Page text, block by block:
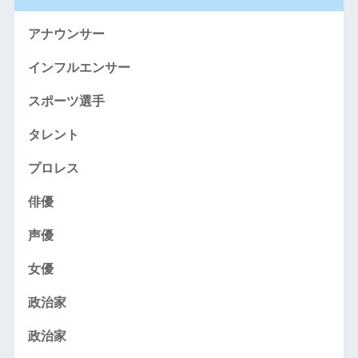
アナウンサー
インフルエンサー
スポーツ選手
タレント
プロレス
俳優
声優
女優
政治家
政治家